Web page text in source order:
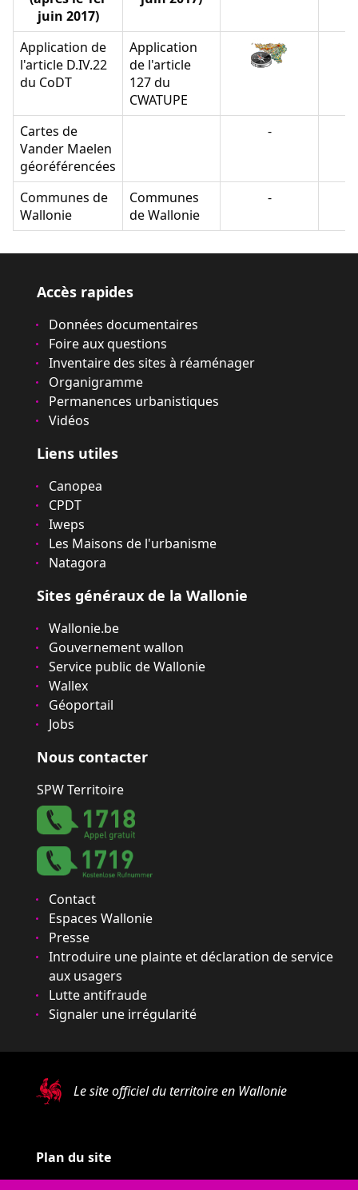
juin 2017)
Application de
l'article D.IV.22
du CoDT
Application
de l'article
127 du
CWATUPE
Cartes de
Vander Maelen
géoréférencées
-
Communes de
Wallonie
Communes
de Wallonie
-
Accès rapides
Données documentaires
Foire aux questions
Inventaire des sites à réaménager
Organigramme
Permanences urbanistiques
Vidéos
Liens utiles
Canopea
CPDT
Iweps
Les Maisons de l'urbanisme
Natagora
Sites généraux de la Wallonie
Wallonie.be
Gouvernement wallon
Service public de Wallonie
Wallex
Géoportail
Jobs
Nous contacter
SPW Territoire
Contact
Espaces Wallonie
Presse
Introduire une plainte et déclaration de service
aux usagers
Lutte antifraude
Signaler une irrégularité
Le site officiel du territoire en Wallonie
Plan du site
Mentions légales